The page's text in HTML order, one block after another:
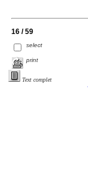
16 / 59
select
print
Text complet